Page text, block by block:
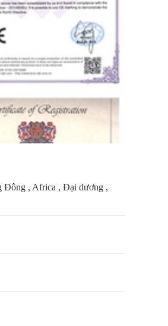
Đông , Africa , Đại dương ,